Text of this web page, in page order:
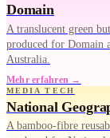
Domain
A translucent green
produced for Domain
Australia.
Mehr erfahren →
MEDIA TECH
National
A bamboo-fibre